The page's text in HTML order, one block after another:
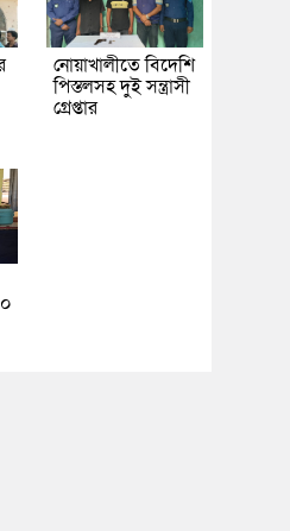
নোয়াখালীতে বিদেশি
পিস্তলসহ দুই সন্ত্রাসী
গ্রেপ্তার